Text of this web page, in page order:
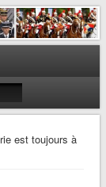
est toujours à